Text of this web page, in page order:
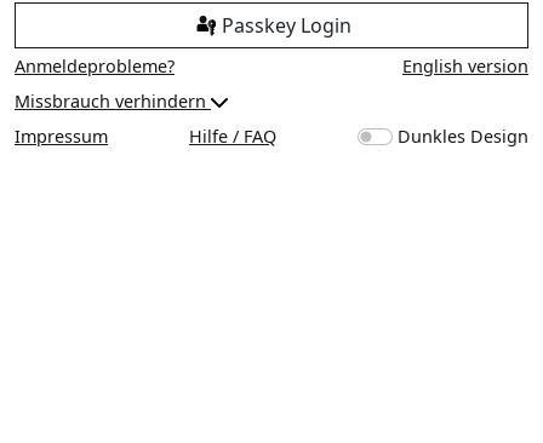
Passkey Login
Anmeldeprobleme?
English version
Missbrauch verhindern
Impressum
Hilfe / FAQ Dunkles Design